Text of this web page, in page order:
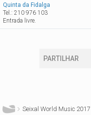
Quinta da Fidalga
Tel.: 210 976 103
Entrada livre.
PARTILHAR
Seixal World Music 2017